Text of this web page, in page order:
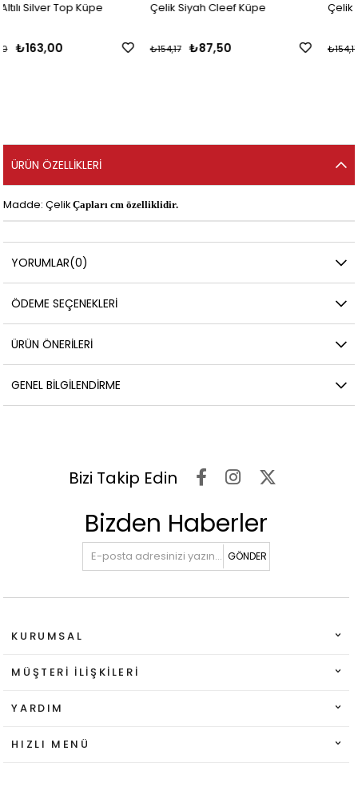
Çelik Siyah Cleef Küpe
₺154,17
Çelik Bordo Cleef Küpe
₺154,17
ÜRÜN ÖZELLIKLERI
Madde: ÇelikÇapları cm özelliklidir.
YORUMLAR(0)
ÖDEME SEÇENEKLERI
ÜRÜN ÖNERILERI
GENEL BILGILENDIRME
Bizi Takip Edin
Bizden Haberler
GÖNDER
KURUMSAL
MÜŞTERI İLIŞKILERI
YARDIM
HIZLI MENÜ